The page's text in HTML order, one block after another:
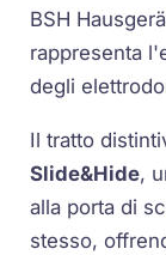
BSH
rappresenta
degli
Il tratto
Slide&Hide,
alla porta di
stesso,